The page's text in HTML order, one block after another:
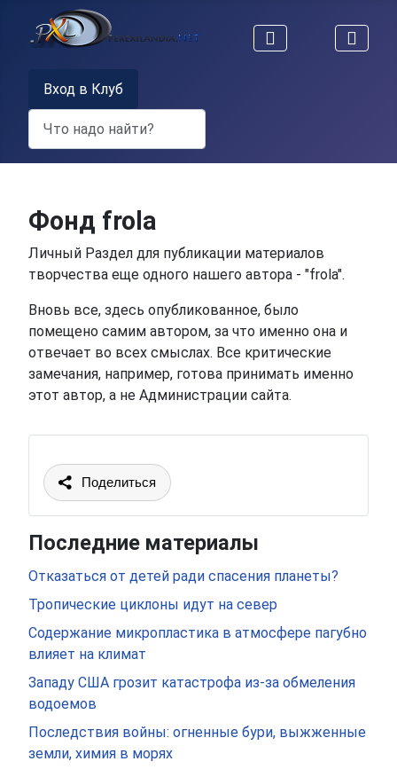
Вход в Клуб
Фонд frola
Личный Раздел для публикации материалов
творчества еще одного нашего автора - "frola".
Вновь все, здесь опубликованное, было
помещено самим автором, за что именно она и
отвечает во всех смыслах. Все критические
замечания, например, готова принимать именно
этот автор, а не Администрации сайта.
Поделиться
Последние материалы
Отказаться от детей ради спасения планеты?
Тропические циклоны идут на север
Содержание микропластика в атмосфере пагубно
влияет на климат
Западу США грозит катастрофа из-за обмеления
водоемов
Последствия войны: огненные бури, выжженные
земли, химия в морях